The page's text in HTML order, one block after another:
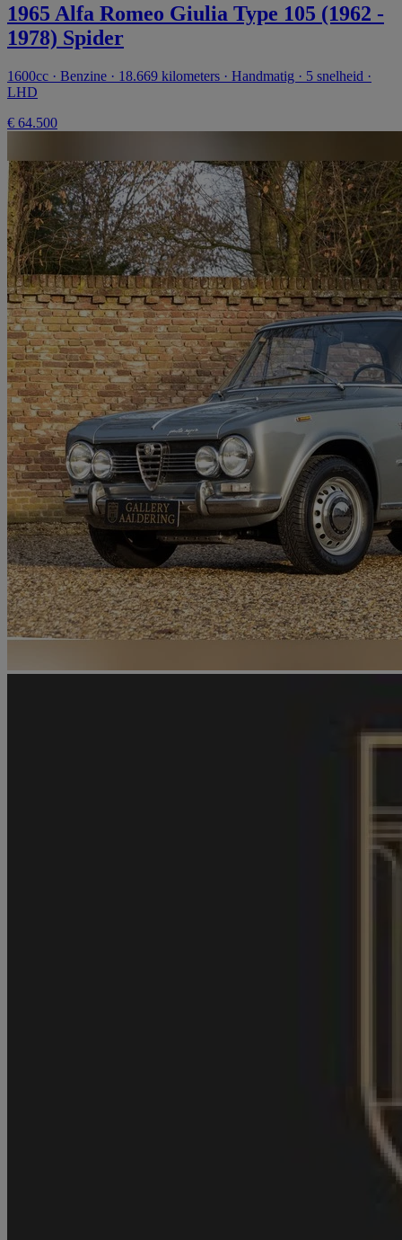
1965 Alfa Romeo Giulia Type 105 (1962 -
1978) Spider
1600cc · Benzine · 18.669 kilometers · Handmatig · 5 snelheid ·
LHD
€ 64.500